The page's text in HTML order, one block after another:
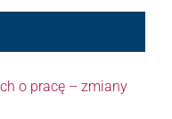
o pracę – zmiany